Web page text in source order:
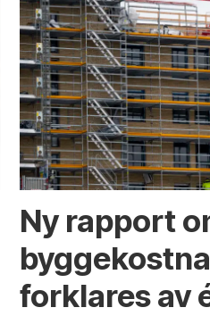
Ny rapport
forklares av